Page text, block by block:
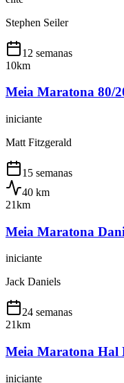
Stephen Seiler
12 semanas
10km
Meia Maratona 80/
iniciante
Matt Fitzgerald
15 semanas
40 km
21km
Meia Maratona
iniciante
Jack Daniels
24 semanas
21km
Meia Maratona Hal
iniciante